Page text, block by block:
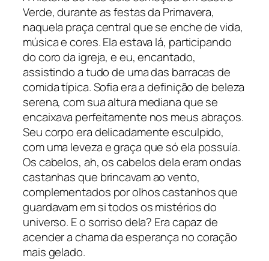
Verde, durante as festas da Primavera,
naquela praça central que se enche de vida,
música e cores. Ela estava lá, participando
do coro da igreja, e eu, encantado,
assistindo a tudo de uma das barracas de
comida típica. Sofia era a definição de beleza
serena, com sua altura mediana que se
encaixava perfeitamente nos meus abraços.
Seu corpo era delicadamente esculpido,
com uma leveza e graça que só ela possuía.
Os cabelos, ah, os cabelos dela eram ondas
castanhas que brincavam ao vento,
complementados por olhos castanhos que
guardavam em si todos os mistérios do
universo. E o sorriso dela? Era capaz de
acender a chama da esperança no coração
mais gelado.